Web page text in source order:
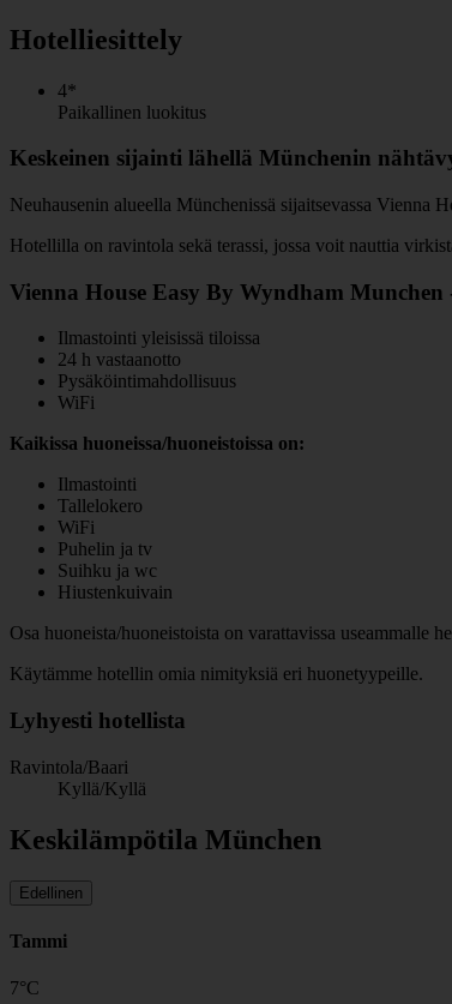
Hotelliesittely
4*
Paikallinen luokitus
Keskeinen sijainti lähellä Münchenin
Neuhausenin alueella Münchenissä sijaitsevassa Vienna
Hotellilla on ravintola sekä terassi, jossa voit nauttia
Vienna House Easy By Wyndham
Ilmastointi yleisissä tiloissa
24 h vastaanotto
Pysäköintimahdollisuus
WiFi
Kaikissa huoneissa/huoneistoissa on:
Ilmastointi
Tallelokero
WiFi
Puhelin ja tv
Suihku ja wc
Hiustenkuivain
Osa huoneista/huoneistoista on varattavissa
Käytämme hotellin omia nimityksiä eri huonetyypeille.
Lyhyesti hotellista
Ravintola/Baari
Kyllä/Kyllä
Keskilämpötila München
Edellinen
Tammi
7°C